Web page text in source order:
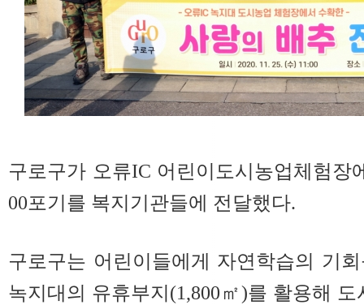
구로구가 오류IC 어린이도시농업체험장
00포기를 복지기관들에 전달했다.
구로구는 어린이들에게 자연학습의 기
녹지대의 유휴부지(1,800㎡)를 활용해